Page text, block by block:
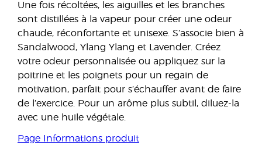
Une fois récoltées, les aiguilles et les branches
sont distillées à la vapeur pour créer une odeur
chaude, réconfortante et unisexe. S’associe bien à
Sandalwood, Ylang Ylang et Lavender. Créez
votre odeur personnalisée ou appliquez sur la
poitrine et les poignets pour un regain de
motivation, parfait pour s’échauffer avant de faire
de l’exercice. Pour un arôme plus subtil, diluez-la
avec une huile végétale.
Page Informations produit